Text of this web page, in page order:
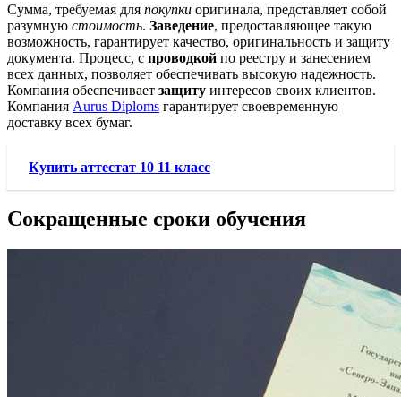
Сумма, требуемая для покупки оригинала, представляет собой
разумную стоимость. Заведение, предоставляющее такую
возможность, гарантирует качество, оригинальность и защиту
документа. Процесс, с проводкой по реестру и занесением
всех данных, позволяет обеспечивать высокую надежность.
Компания обеспечивает защиту интересов своих клиентов.
Компания Aurus Diploms гарантирует своевременную
доставку всех бумаг.
Купить аттестат 10 11 класс
Сокращенные сроки обучения